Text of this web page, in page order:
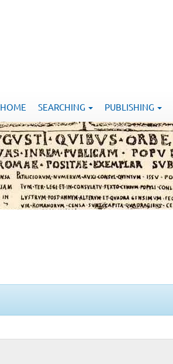
HOME SEARCHING PUBLISHING